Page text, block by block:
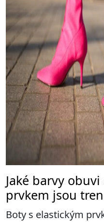
Jaké barvy
prvkem jsou
Boty s elastickým